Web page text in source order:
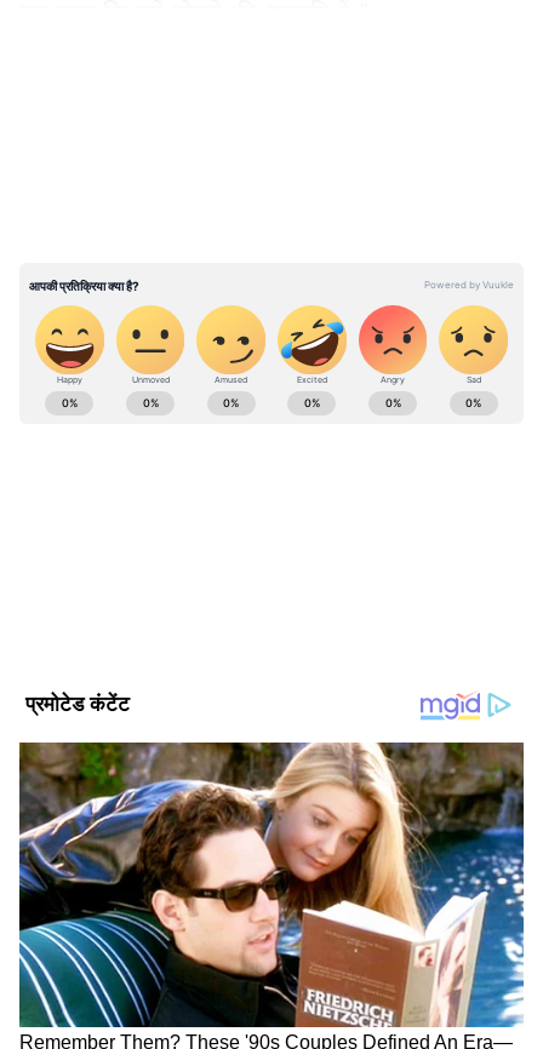
नहीं दते हैं, ये सदन का अपमान है।"
दरअसल, सरकार ने कहा है कि मामले की जांच की जा
रही है। सरकार ने इस मामले पर संसद में बहस कराने से
इनकार किया है। संसद की सुरक्षा का मामला लोकसभा
अध्यक्ष ओम बिरला के अधीन है। उन्होंने कहा है कि पूरी
रिपोर्ट विपक्षी सांसदों के लिए उपलब्ध होगी, लेकिन विपक्ष
इस मुद्दे पर पीएम नरेंद्र मोदी या गृह मंत्री अमित शाह से
संसद में जवाब मांग रहा है।
यह भी पढ़ें-संसद की सुरक्षा में चूक मामला: पकड़ा
ABOUT THE AUTHOR